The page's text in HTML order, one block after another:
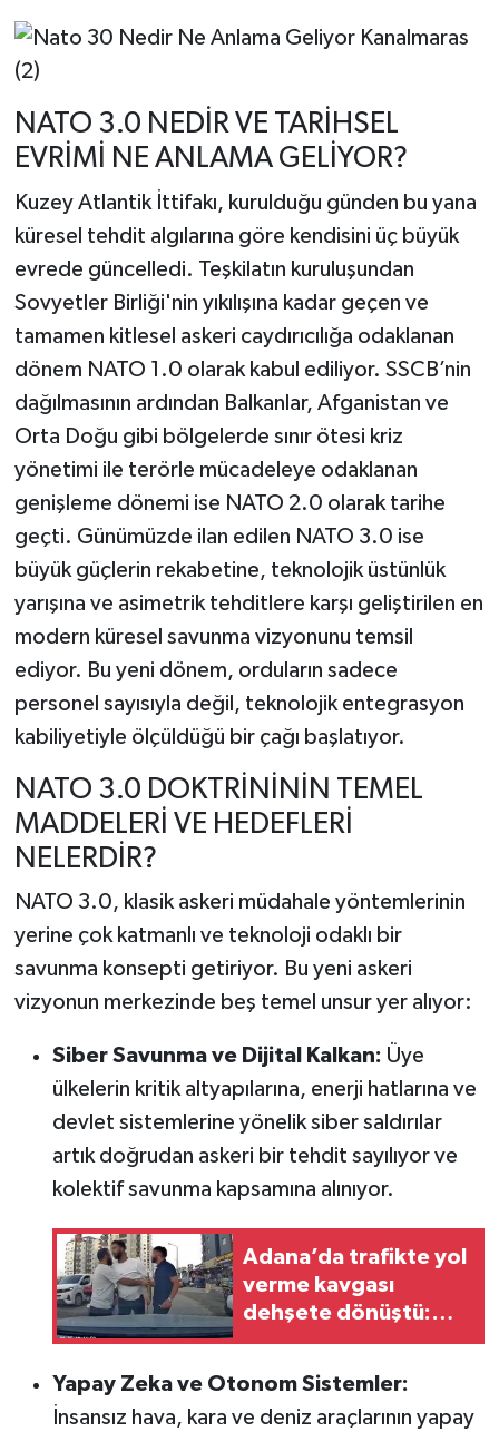
NATO 3.0 NEDİR VE TARİHSEL
EVRİMİ NE ANLAMA GELİYOR?
Kuzey Atlantik İttifakı, kurulduğu günden bu yana
küresel tehdit algılarına göre kendisini üç büyük
evrede güncelledi. Teşkilatın kuruluşundan
Sovyetler Birliği'nin yıkılışına kadar geçen ve
tamamen kitlesel askeri caydırıcılığa odaklanan
dönem NATO 1.0 olarak kabul ediliyor. SSCB’nin
dağılmasının ardından Balkanlar, Afganistan ve
Orta Doğu gibi bölgelerde sınır ötesi kriz
yönetimi ile terörle mücadeleye odaklanan
genişleme dönemi ise NATO 2.0 olarak tarihe
geçti. Günümüzde ilan edilen NATO 3.0 ise
büyük güçlerin rekabetine, teknolojik üstünlük
yarışına ve asimetrik tehditlere karşı geliştirilen en
modern küresel savunma vizyonunu temsil
ediyor. Bu yeni dönem, orduların sadece
personel sayısıyla değil, teknolojik entegrasyon
kabiliyetiyle ölçüldüğü bir çağı başlatıyor.
NATO 3.0 DOKTRİNİNİN TEMEL
MADDELERİ VE HEDEFLERİ
NELERDİR?
NATO 3.0, klasik askeri müdahale yöntemlerinin
yerine çok katmanlı ve teknoloji odaklı bir
savunma konsepti getiriyor. Bu yeni askeri
vizyonun merkezinde beş temel unsur yer alıyor:
Siber Savunma ve Dijital Kalkan: Üye
ülkelerin kritik altyapılarına, enerji hatlarına ve
devlet sistemlerine yönelik siber saldırılar
artık doğrudan askeri bir tehdit sayılıyor ve
kolektif savunma kapsamına alınıyor.
Adana’da trafikte yol
verme kavgası
dehşete dönüştü:
Bagajdan testere
Yapay Zeka ve Otonom Sistemler:
İnsansız hava, kara ve deniz araçlarının yapay